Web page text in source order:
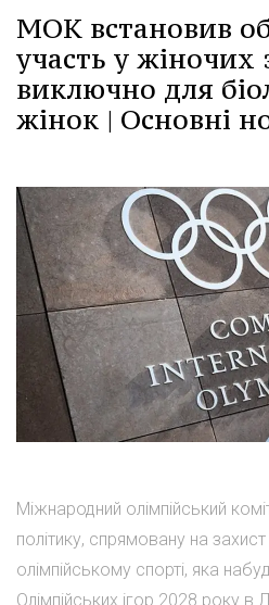
МОК встановив
участь у жіночих
виключно для
жінок | Основні
Міжнародний олімпійський
політику, спрямовану на
олімпійському спорті, яка
Олімпійських ігор 2028 року